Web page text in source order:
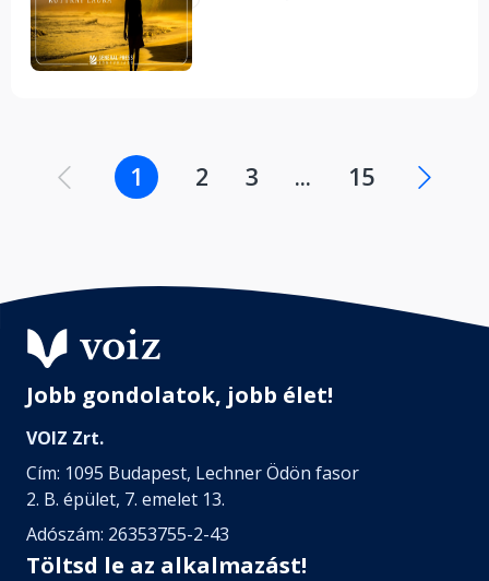
1 2 3 ... 15
Jobb gondolatok, jobb élet!
VOIZ Zrt.
Cím: 1095 Budapest, Lechner Ödön fasor
2. B. épület, 7. emelet 13.
Adószám: 26353755-2-43
Töltsd le az alkalmazást!